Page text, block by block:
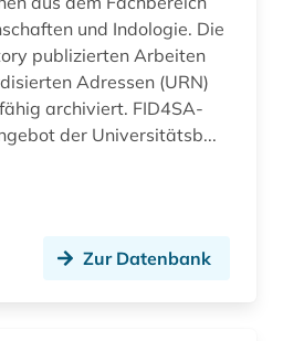
und Indologie. Die
publizierten Arbeiten
Adressen (URN)
archiviert. FID4SA-
der Universitätsb...
Zur Datenbank